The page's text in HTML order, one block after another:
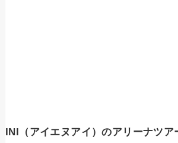
INI（アイエヌアイ）のアリーナツア